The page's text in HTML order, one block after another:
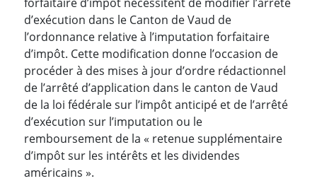
d’exécution dans le Canton de Vaud de
l’ordonnance relative à l’imputation forfaitaire
d’impôt. Cette modification donne l’occasion de
procéder à des mises à jour d’ordre rédactionnel
de l’arrêté d’application dans le canton de Vaud
de la loi fédérale sur l’impôt anticipé et de l’arrêté
d’exécution sur l’imputation ou le
remboursement de la « retenue supplémentaire
d’impôt sur les intérêts et les dividendes
américains ».